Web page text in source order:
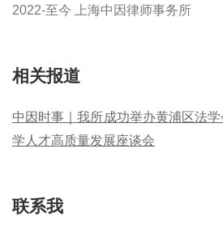
2022-至今 上海中因律师事务所
相关报道
中因时事｜我所成功举办黄浦区法
学人才高质量发展座谈会
联系我